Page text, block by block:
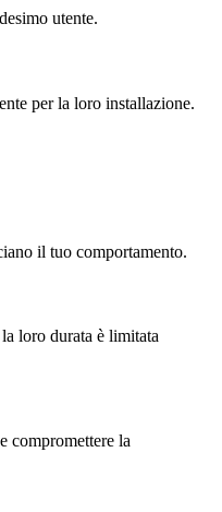
utente.
per la loro installazione.
il tuo comportamento.
loro durata è limitata
compromettere la